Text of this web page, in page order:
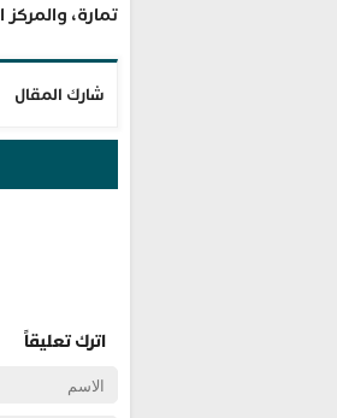
تمارة، والمركز
شارك المقال
اترك تعليقاً